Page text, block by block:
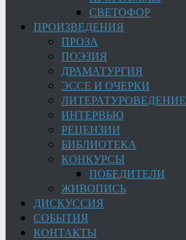
СВЕТОФОР
ПРОИЗВЕДЕНИЯ
ПРОЗА
ПОЭЗИЯ
ДРАМАТУРГИЯ
ЭССЕ И ОЧЕРКИ
ЛИТЕРАТУРОВЕДЕНИЕ
ИНТЕРВЬЮ
РЕЦЕНЗИИ
БИБЛИОТЕКА
КОНКУРСЫ
ПОБЕДИТЕЛИ
ЖИВОПИСЬ
ДИСКУССИЯ
СОБЫТИЯ
КОНТАКТЫ